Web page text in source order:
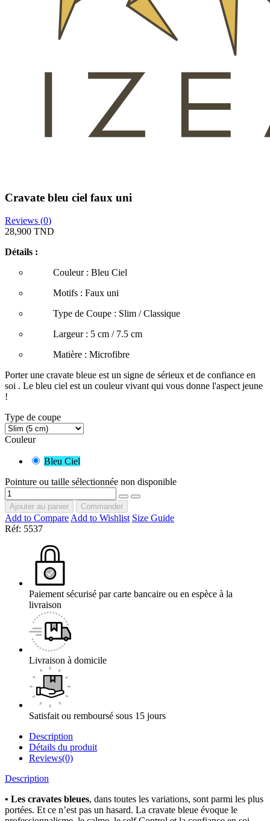
Cravate bleu ciel faux uni
Reviews (0)
28,900 TND
Détails :
Couleur : Bleu Ciel
Motifs : Faux uni
Type de Coupe : Slim / Classique
Largeur : 5 cm / 7.5 cm
Matière : Microfibre
Porter une cravate bleue est un signe de sérieux et de confiance en
soi . Le bleu ciel est un couleur vivant qui vous donne l'aspect jeune
!
Type de coupe
Couleur
Bleu Ciel
Pointure ou taille sélectionnée non disponible
Ajouter au panier Commander
Add to CompareAdd to Wishlist Size Guide
Réf: 5537
Paiement sécurisé par carte bancaire ou en espèce à la
livraison
Livraison à domicile
Satisfait ou remboursé sous 15 jours
Description
Détails du produit
Reviews(0)
Description
• Les cravates bleues, dans toutes les variations, sont parmi les plus
portées. Et ce n’est pas un hasard. La cravate bleue évoque le